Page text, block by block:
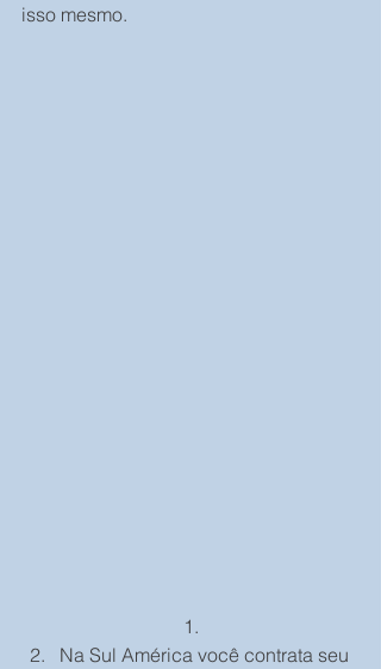
isso mesmo.
Na Sul América você contrata seu